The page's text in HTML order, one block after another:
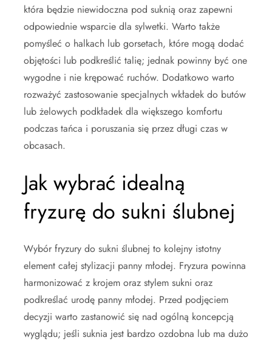
która będzie niewidoczna pod suknią oraz zapewni
odpowiednie wsparcie dla sylwetki. Warto także
pomyśleć o halkach lub gorsetach, które mogą dodać
objętości lub podkreślić talię; jednak powinny być one
wygodne i nie krępować ruchów. Dodatkowo warto
rozważyć zastosowanie specjalnych wkładek do butów
lub żelowych podkładek dla większego komfortu
podczas tańca i poruszania się przez długi czas w
obcasach.
Jak wybrać idealną
fryzurę do sukni ślubnej
Wybór fryzury do sukni ślubnej to kolejny istotny
element całej stylizacji panny młodej. Fryzura powinna
harmonizować z krojem oraz stylem sukni oraz
podkreślać urodę panny młodej. Przed podjęciem
decyzji warto zastanowić się nad ogólną koncepcją
wyglądu; jeśli suknia jest bardzo ozdobna lub ma dużo